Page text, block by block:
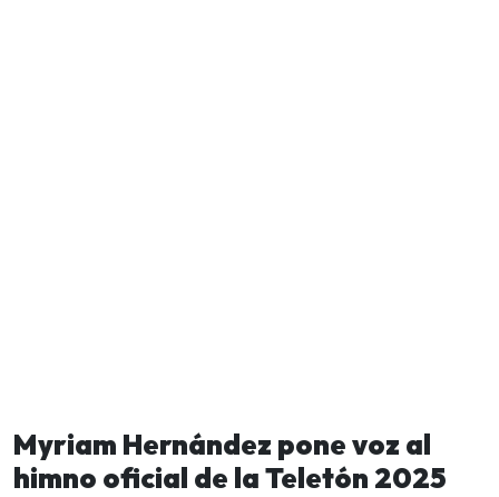
Myriam Hernández pone voz al
himno oficial de la Teletón 2025